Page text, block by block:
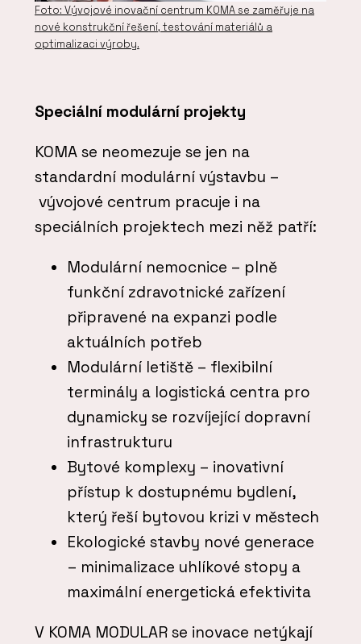
Foto: Vývojové inovační centrum KOMA se zaměřuje na
nové konstrukční řešení, testování materiálů a
optimalizaci výroby.
Speciální modulární projekty
KOMA se neomezuje se jen na
standardní modulární výstavbu –
vývojové centrum pracuje i na
speciálních projektech mezi něž patří:
Modulární nemocnice – plně
funkční zdravotnické zařízení
připravené na expanzi podle
aktuálních potřeb
Modulární letiště – flexibilní
terminály a logistická centra pro
dynamicky se rozvíjející dopravní
infrastrukturu
Bytové komplexy – inovativní
přístup k dostupnému bydlení,
který řeší bytovou krizi v městech
Ekologické stavby nové generace
– minimalizace uhlíkové stopy a
maximální energetická efektivita
V KOMA MODULAR se inovace netýkají